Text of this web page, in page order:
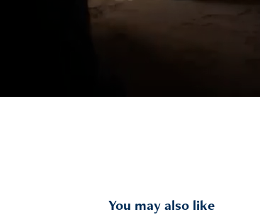
You may also like